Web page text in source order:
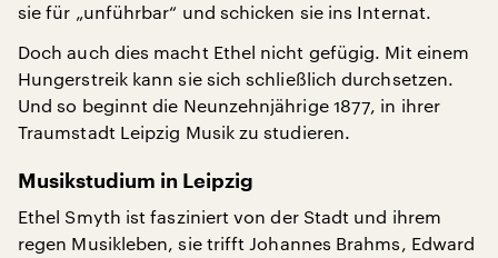
sie für „unführbar“ und schicken sie ins Internat.
Doch auch dies macht Ethel nicht gefügig. Mit einem
Hungerstreik kann sie sich schließlich durchsetzen.
Und so beginnt die Neunzehnjährige 1877, in ihrer
Traumstadt Leipzig Musik zu studieren.
Musikstudium in Leipzig
Ethel Smyth ist fasziniert von der Stadt und ihrem
regen Musikleben, sie trifft Johannes Brahms, Edward